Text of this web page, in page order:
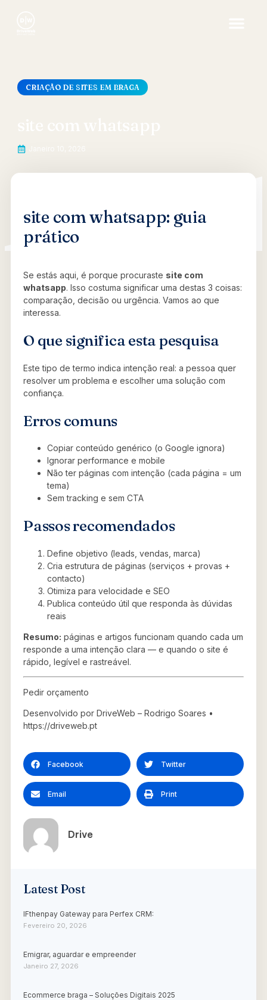
CRIAÇÃO DE SITES EM BRAGA
site com whatsapp: guia
prático
Se estás aqui, é porque procuraste site com
whatsapp. Isso costuma significar uma destas 3 coisas:
comparação, decisão ou urgência. Vamos ao que
interessa.
O que significa esta pesquisa
Este tipo de termo indica intenção real: a pessoa quer
resolver um problema e escolher uma solução com
confiança.
Erros comuns
Copiar conteúdo genérico (o Google ignora)
Ignorar performance e mobile
Não ter páginas com intenção (cada página = um
tema)
Sem tracking e sem CTA
Passos recomendados
Define objetivo (leads, vendas, marca)
Cria estrutura de páginas (serviços + provas +
contacto)
Otimiza para velocidade e SEO
Publica conteúdo útil que responda às dúvidas
reais
Resumo: páginas e artigos funcionam quando cada um
responde a uma intenção clara — e quando o site é
rápido, legível e rastreável.
Pedir orçamento
Desenvolvido por DriveWeb – Rodrigo Soares •
https://driveweb.pt
Facebook Twitter
Email Print
Drive
Latest Post
IFthenpay Gateway para Perfex CRM:
Fevereiro 20, 2026
Emigrar, aguardar e empreender
Janeiro 27, 2026
Ecommerce braga – Soluções Digitais 2025